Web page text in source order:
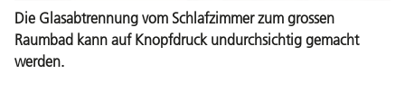
Die Glasabtrennung vom Schlafzimmer zum grossen
Raumbad kann auf Knopfdruck undurchsichtig gemacht
werden.